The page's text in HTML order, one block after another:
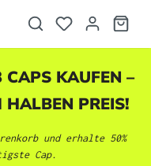
CAPS KAUFEN –
PREIS!
und erhalte 50%
Cap.